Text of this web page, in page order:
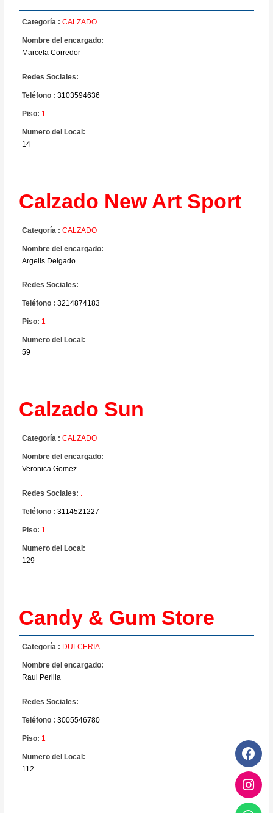
Categoría : CALZADO
Nombre del encargado:
Marcela Corredor
Redes Sociales:
Teléfono : 3103594636
Piso: 1
Numero del Local:
14
Calzado New Art Sport
Categoría : CALZADO
Nombre del encargado:
Argelis Delgado
Redes Sociales: .
Teléfono : 3214874183
Piso: 1
Numero del Local:
59
Calzado Sun
Categoría : CALZADO
Nombre del encargado:
Veronica Gomez
Redes Sociales: .
Teléfono : 3114521227
Piso: 1
Numero del Local:
129
Candy & Gum Store
Categoría : DULCERIA
Nombre del encargado:
Raul Perilla
Redes Sociales:
Teléfono : 3005546780
Piso: 1
Numero del Local:
112